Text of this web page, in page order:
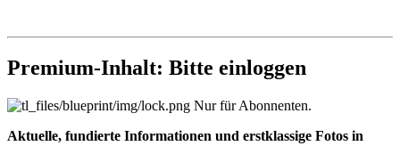
Premium-Inhalt: Bitte einloggen
Nur für Abonnenten.
Aktuelle, fundierte Informationen und erstklassige Fotos in